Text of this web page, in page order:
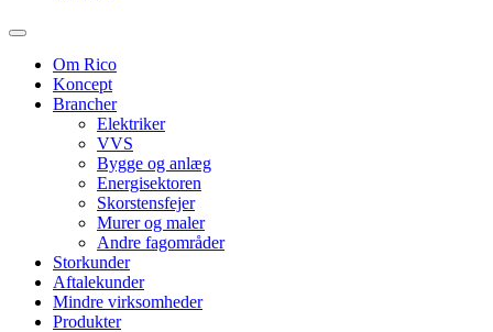
Om Rico
Koncept
Brancher
Elektriker
VVS
Bygge og anlæg
Energisektoren
Skorstensfejer
Murer og maler
Andre fagområder
Storkunder
Aftalekunder
Mindre virksomheder
Produkter